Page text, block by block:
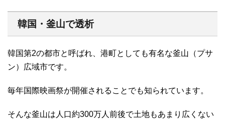
韓国・釜山で透析
韓国第2の都市と呼ばれ、港町としても有名な釜山（プサ
ン）広域市です。
毎年国際映画祭が開催されることでも知られています。
そんな釜山は人口約300万人前後で土地もあまり広くない